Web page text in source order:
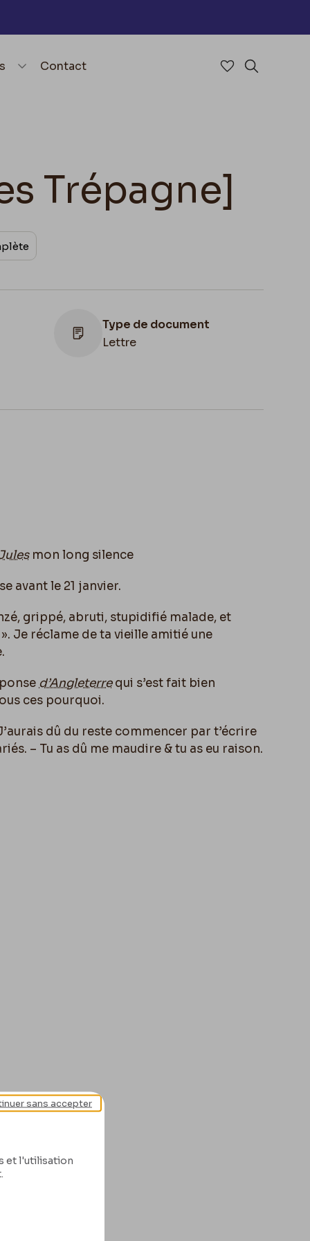
Contact Accéder à
Trépagne]
Type de document
Lettre
Belgique, Bruxelles, Bibliothèque royale
mon long silence
avant le 21 janvier.
grippé, abruti, stupidifié malade, et
Je réclame de ta vieille amitié une
d’Angleterrequi s’est fait bien
ces pourquoi.
dû du reste commencer par t’écrire
– Tu as dû me maudire & tu as eu raison.
et l'utilisation
sans accepter